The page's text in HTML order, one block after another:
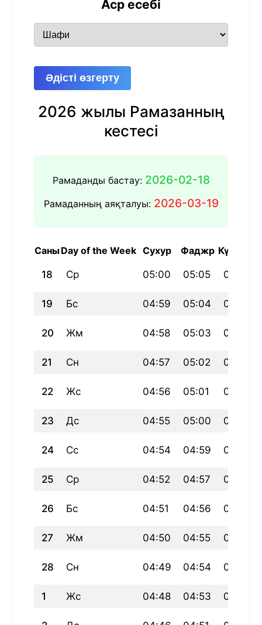
Аср есебі
Әдісті өзгерту
2026 жылы Рамазанның
кестесі
Рамаданды бастау: 2026-02-18
Рамаданның аяқталуы: 2026-03-19
СаныDay of the Week Сухур Фаджр Күн шығу
18 Ср 05:00 05:05 06:30
19 Бс 04:59 05:04 06:28
20 Жм 04:58 05:03 06:27
21 Сн 04:57 05:02 06:26
22 Жс 04:56 05:01 06:25
23 Дс 04:55 05:00 06:24
24 Сс 04:54 04:59 06:23
25 Ср 04:52 04:57 06:21
26 Бс 04:51 04:56 06:20
27 Жм 04:50 04:55 06:19
28 Сн 04:49 04:54 06:18
1 Жс 04:48 04:53 06:17